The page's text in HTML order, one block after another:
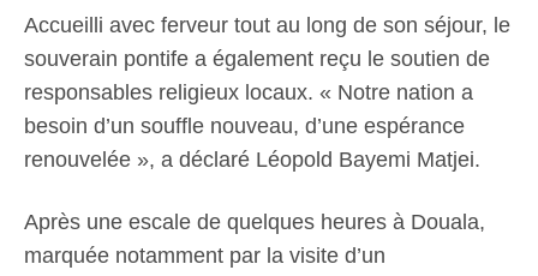
Accueilli avec ferveur tout au long de son séjour, le
souverain pontife a également reçu le soutien de
responsables religieux locaux. « Notre nation a
besoin d’un souffle nouveau, d’une espérance
renouvelée », a déclaré Léopold Bayemi Matjei.
Après une escale de quelques heures à Douala,
marquée notamment par la visite d’un